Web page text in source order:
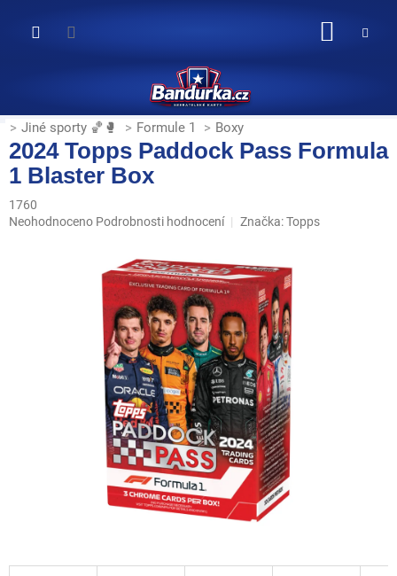
obsah
Jiné sporty 🏀🥊 Formule 1 Boxy
2024 Topps Paddock Pass Formula
1 Blaster Box
1760
Průměrné
Neohodnoceno Podrobnosti hodnocení Značka:Topps